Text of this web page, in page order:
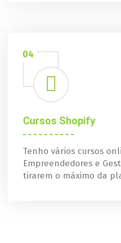
04
Cursos Shopify
Tenho vários cursos
Empreendedores e
tirarem o máximo da